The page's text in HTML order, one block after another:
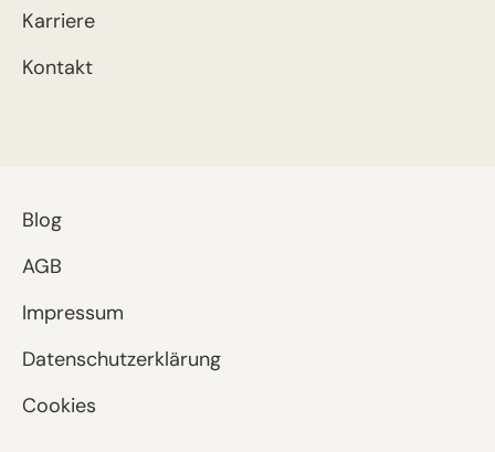
Karriere
Kontakt
Blog
AGB
Impressum
Datenschutzerklärung
Cookies